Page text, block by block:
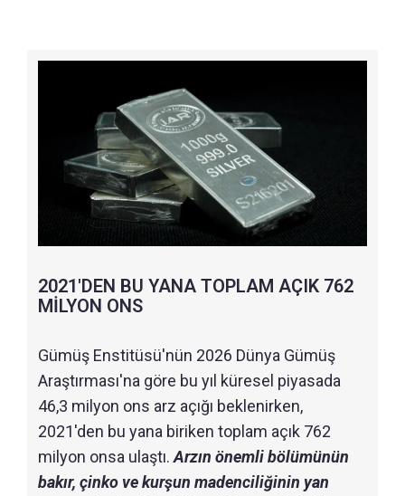
2021'DEN BU YANA TOPLAM AÇIK 762
MİLYON ONS
Gümüş Enstitüsü'nün 2026 Dünya Gümüş
Araştırması'na göre bu yıl küresel piyasada
46,3 milyon ons arz açığı beklenirken,
2021'den bu yana biriken toplam açık 762
milyon onsa ulaştı.Arzın önemli bölümünün
bakır, çinko ve kurşun madenciliğinin yan